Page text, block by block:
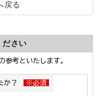
戻る
ださい